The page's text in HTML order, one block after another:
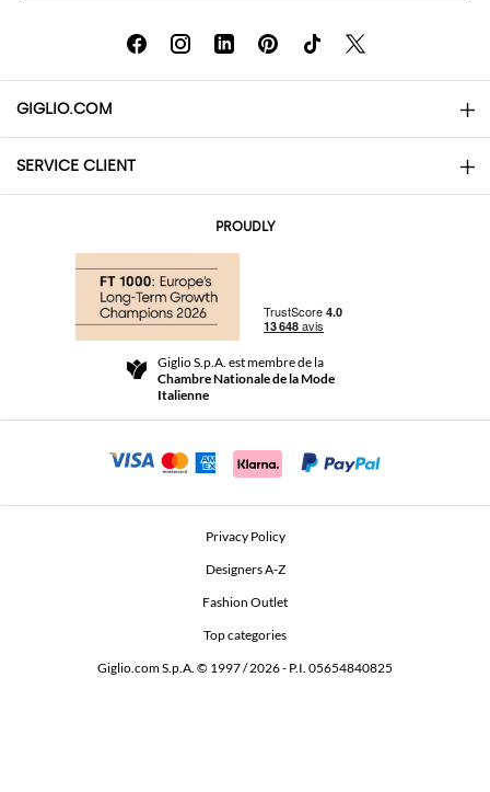
GIGLIO.COM
About
Community Store
Beauty Seekers VIP Club
SERVICE CLIENT
Retours et Remboursements
Termes et conditions générales de vente
For a safe shopping experience
Security Communication
PROUDLY
Giglio S.p.A. est membre de la
Chambre Nationale de la Mode
Italienne
Privacy Policy
Designers A-Z
Fashion Outlet
Top categories
Giglio.com S.p.A. © 1997 / 2026 - P.I. 05654840825